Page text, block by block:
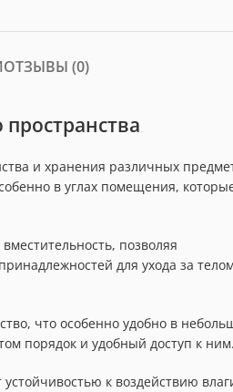
ОТЗЫВЫ (0)
и хранения различных
в углах помещения,
позволяя
для ухода за
что особенно удобно в
порядок и удобный доступ к
к воздействию